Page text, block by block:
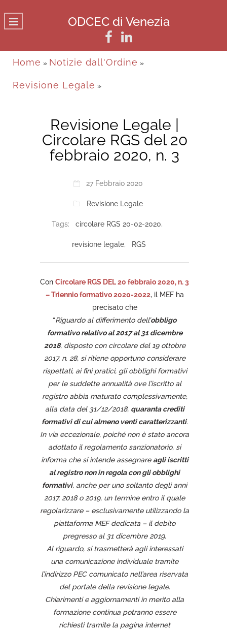
ODCEC di Venezia
Home » Notizie dall'Ordine »
Revisione Legale »
Revisione Legale |
Circolare RGS del 20
febbraio 2020, n. 3
27 Febbraio 2020
Revisione Legale
Tags: circolare RGS 20-02-2020,
revisione legale, RGS
Con Circolare RGS DEL 20 febbraio 2020, n. 3
– Triennio formativo 2020-2022, il MEF ha
precisato che
“Riguardo al differimento dell’obbligo
formativo relativo al 2017 al 31 dicembre
2018, disposto con circolare del 19 ottobre
2017, n. 28, si ritiene opportuno considerare
rispettati, ai fini pratici, gli obblighi formativi
per le suddette annualità ove l’iscritto al
registro abbia maturato complessivamente,
alla data del 31/12/2018, quaranta crediti
formativi di cui almeno venti caratterizzanti.
In via eccezionale, poiché non è stato ancora
adottato il regolamento sanzionatorio, si
informa che si intende assegnareagli iscritti
al registro non in regola con gli obblighi
formativi, anche per uno soltanto degli anni
2017, 2018 o 2019, un termine entro il quale
regolarizzare – esclusivamente utilizzando la
piattaforma MEF dedicata – il debito
pregresso al 31 dicembre 2019.
Al riguardo, si trasmetterà agli interessati
una comunicazione individuale tramite
l’indirizzo PEC comunicato nell’area riservata
del portale della revisione legale.
Chiarimenti e aggiornamenti in merito alla
formazione continua potranno essere
richiesti tramite la pagina internet